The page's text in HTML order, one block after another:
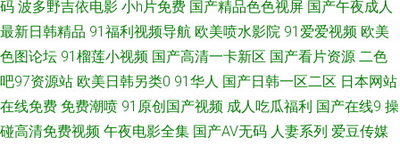
涩情av 99东京热99 人妻少妇精品区 91九色真实吃瓜 国产又黄又粗又硬视频
天堂者色网 国产不卡在线一区 91超碰大香蕉 精品欧美内射 五月男人天堂 91
香蕉在线网站 91性交黄色电影 欧美专区二区 91福利电影导航 国产玖玖爱 色
码 波多野吉依电影 小h片免费 国产精品色色视屏 国产午夜成人
最新日韩精品 91福利视频导航 欧美喷水影院 91爱爱视频 欧美
色图论坛 91榴莲小视频 国产高清一卡新区 国产看片资源 二色
吧97资源站 欧美日韩另类0 91华人 国产日韩一区二区 日本网站
在线免费 免费潮喷 91原创国产视频 成人吃瓜福利 国产在线9 操
碰高清免费视频 午夜电影全集 国产AV无码 人妻系列 爱豆传媒